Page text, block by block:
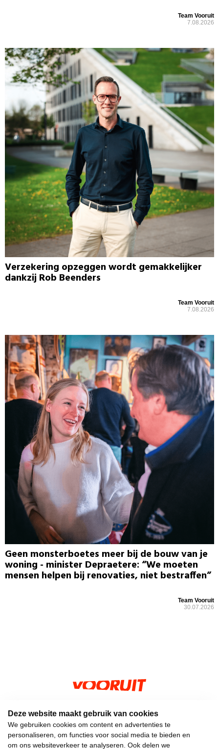
Deze website maakt gebruik van cookies
We gebruiken cookies om content en advertenties te
personaliseren, om functies voor social media te bieden en
om ons websiteverkeer te analyseren. Ook delen we
Team Vooruit
7.08.2026
Verzekering opzeggen wordt gemakkelijker
dankzij Rob Beenders
Team Vooruit
7.08.2026
Geen monsterboetes meer bij de bouw van je
woning - minister Depraetere: “We moeten
mensen helpen bij renovaties, niet bestraffen”
Team Vooruit
30.07.2026
Keizerslaan 13
1000 Brussel
02 552 02 00